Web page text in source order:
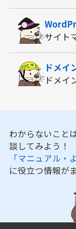
サイト
ドメイ
ドメイ
わからないこと
談してみよう！
「マニュアル・
に役立つ情報が